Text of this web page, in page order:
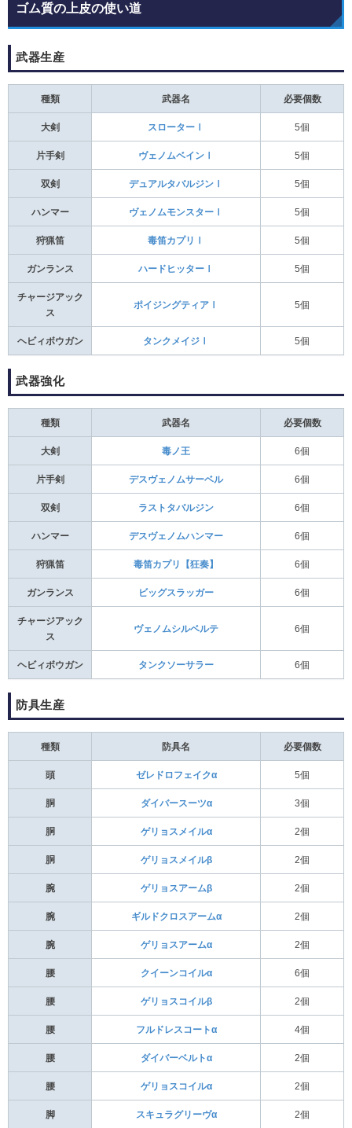
ゴム質の上皮の使い道
武器生産
種類 武器名 必要個数
大剣 スローターⅠ 5個
片手剣 ヴェノムベインⅠ 5個
双剣 デュアルタバルジンⅠ 5個
ハンマー ヴェノムモンスターⅠ 5個
狩猟笛 毒笛カプリⅠ 5個
ガンランス ハードヒッターⅠ 5個
チャージアック
ス
ポイジングティアⅠ 5個
ヘビィボウガン タンクメイジⅠ 5個
武器強化
種類 武器名 必要個数
大剣 毒ノ王 6個
片手剣 デスヴェノムサーベル 6個
双剣 ラストタバルジン 6個
ハンマー デスヴェノムハンマー 6個
狩猟笛 毒笛カプリ【狂奏】 6個
ガンランス ビッグスラッガー 6個
チャージアック
ス
ヴェノムシルベルテ 6個
ヘビィボウガン タンクソーサラー 6個
防具生産
種類 防具名 必要個数
頭 ゼレドロフェイクα 5個
胴 ダイバースーツα 3個
胴 ゲリョスメイルα 2個
胴 ゲリョスメイルβ 2個
腕 ゲリョスアームβ 2個
腕 ギルドクロスアームα 2個
腕 ゲリョスアームα 2個
腰 クイーンコイルα 6個
腰 ゲリョスコイルβ 2個
腰 フルドレスコートα 4個
腰 ダイバーベルトα 2個
腰 ゲリョスコイルα 2個
脚 スキュラグリーヴα 2個